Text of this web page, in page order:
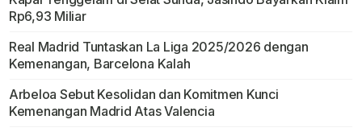
Rp6,93 Miliar
Real Madrid Tuntaskan La Liga 2025/2026 dengan
Kemenangan, Barcelona Kalah
Arbeloa Sebut Kesolidan dan Komitmen Kunci
Kemenangan Madrid Atas Valencia